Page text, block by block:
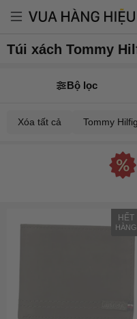
Túi xách Tommy
Bộ lọc
Xóa tất cả Tommy
HẾT
HÀNG